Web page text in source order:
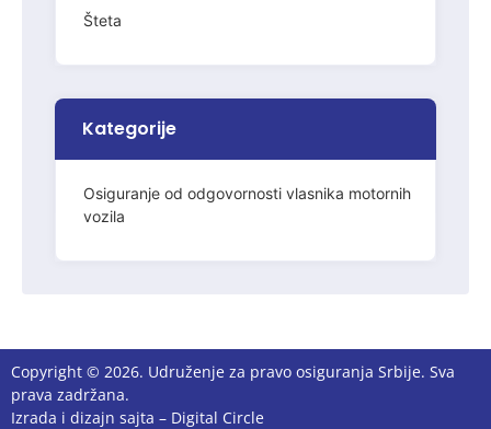
Šteta
Kategorije
Osiguranje od odgovornosti vlasnika motornih
vozila
Copyright © 2026. Udruženje za pravo osiguranja Srbije. Sva
prava zadržana.
Izrada i dizajn sajta – Digital Circle